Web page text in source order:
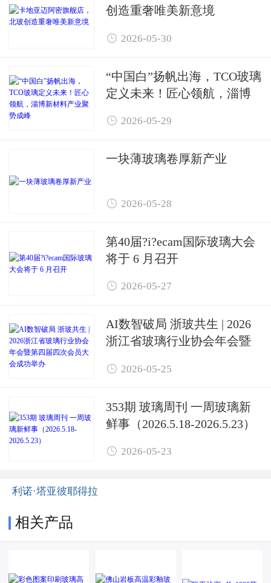
创造重奢唯美新意境
 2026-05-30
“中国白”扬帆出海，TCO玻璃
定义未来！匠心领航，淄博
 2026-05-29
一块薄玻璃卷厚新产业
 2026-05-28
第40届?i?ecam国际玻璃大会
将于 6 月召开
 2026-05-27
AI数智破局 浙玻共生 | 2026
浙江省玻璃行业协会年会暨
办
 2026-05-25
353期 玻璃周刊 一周玻璃新
鲜事（2026.5.18-2026.5.23）
 2026-05-23
利诺·塔亚彼耶得拉
相关产品